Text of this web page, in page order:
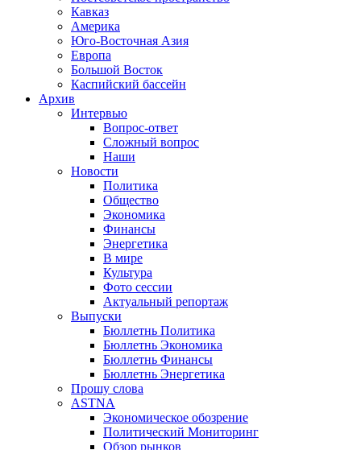
Кавказ
Америка
Юго-Восточная Азия
Европа
Большой Восток
Каспийский бассейн
Архив
Интервью
Вопрос-ответ
Сложный вопрос
Наши
Новости
Политика
Общество
Экономика
Финансы
Энергетика
В мире
Культура
Фото сессии
Актуальный репортаж
Выпуски
Бюллетнь Политика
Бюллетнь Экономика
Бюллетнь Финансы
Бюллетнь Энергетика
Прошу слова
ASTNA
Экономическое обозрение
Политический Мониторинг
Обзор рынков